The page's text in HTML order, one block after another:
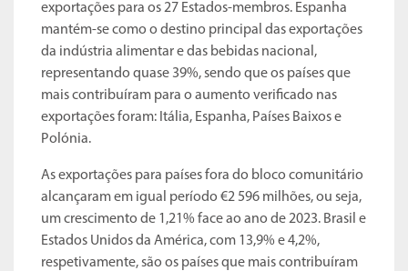
exportações para os 27 Estados-membros. Espanha
mantém-se como o destino principal das exportações
da indústria alimentar e das bebidas nacional,
representando quase 39%, sendo que os países que
mais contribuíram para o aumento verificado nas
exportações foram: Itália, Espanha, Países Baixos e
Polónia.
As exportações para países fora do bloco comunitário
alcançaram em igual período €2 596 milhões, ou seja,
um crescimento de 1,21% face ao ano de 2023. Brasil e
Estados Unidos da América, com 13,9% e 4,2%,
respetivamente, são os países que mais contribuíram